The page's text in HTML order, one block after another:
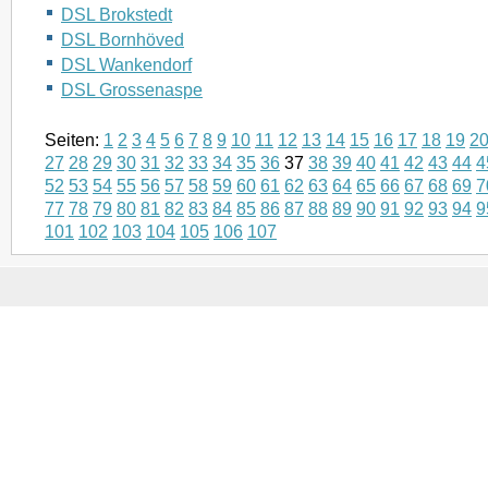
DSL Brokstedt
DSL Bornhöved
DSL Wankendorf
DSL Grossenaspe
Seiten: 1 2 3 4 5 6 7 8 9 10 11 12 13 14 15 16 17 18 19 20
27 28 29 30 31 32 33 34 35 36 37 38 39 40 41 42 43 44
52 53 54 55 56 57 58 59 60 61 62 63 64 65 66 67 68 69
77 78 79 80 81 82 83 84 85 86 87 88 89 90 91 92 93 94
101 102 103 104 105 106 107